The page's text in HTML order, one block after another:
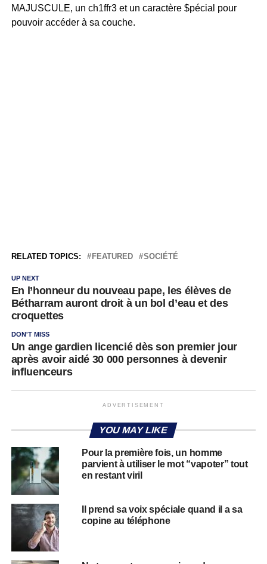
MAJUSCULE, un ch1ffr3 et un caractère $pécial pour
pouvoir accéder à sa couche.
RELATED TOPICS: FEATURED SOCIÉTÉ
UP NEXT
En l’honneur du nouveau pape, les élèves de
Bétharram auront droit à un bol d’eau et des
croquettes
DON'T MISS
Un ange gardien licencié dès son premier jour
après avoir aidé 30 000 personnes à devenir
influenceurs
ADVERTISEMENT
YOU MAY LIKE
Pour la première fois, un homme
parvient à utiliser le mot “vapoter” tout
en restant viril
Il prend sa voix spéciale quand il a sa
copine au téléphone